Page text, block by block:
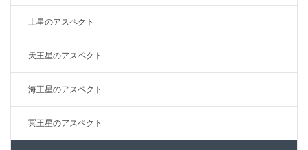
土星のアスペクト
天王星のアスペクト
海王星のアスペクト
冥王星のアスペクト